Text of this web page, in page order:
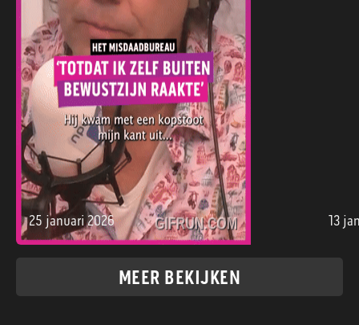
25 januari 2026
Dick moest als politieagent vechten voor zijn leven
13
MEER BEKIJKEN